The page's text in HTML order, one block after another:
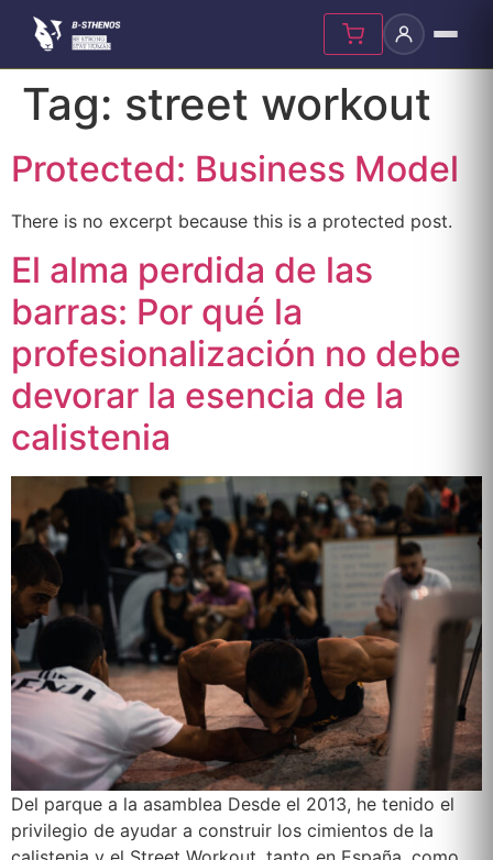
Tag: street workout
Protected: Business Model
There is no excerpt because this is a protected post.
El alma perdida de las
barras: Por qué la
profesionalización no debe
devorar la esencia de la
calistenia
Del parque a la asamblea Desde el 2013, he tenido el
privilegio de ayudar a construir los cimientos de la